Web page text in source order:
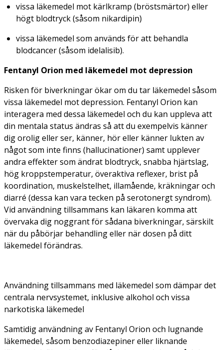
vissa läkemedel mot kärlkramp (bröstsmärtor) eller
högt blodtryck (såsom nikardipin)
vissa läkemedel som används för att behandla
blodcancer (såsom idelalisib).
Fentanyl Orion med läkemedel mot depression
Risken för biverkningar ökar om du tar läkemedel såsom
vissa läkemedel mot depression. Fentanyl Orion kan
interagera med dessa läkemedel och du kan uppleva att
din mentala status ändras så att du exempelvis känner
dig orolig eller ser, känner, hör eller känner lukten av
något som inte finns (hallucinationer) samt upplever
andra effekter som ändrat blodtryck, snabba hjärtslag,
hög kroppstemperatur, överaktiva reflexer, brist på
koordination, muskelstelhet, illamående, kräkningar och
diarré (dessa kan vara tecken på serotonergt syndrom).
Vid användning tillsammans kan läkaren komma att
övervaka dig noggrant för sådana biverkningar, särskilt
när du påbörjar behandling eller när dosen på ditt
läkemedel förändras.
Användning tillsammans med läkemedel som dämpar det
centrala nervsystemet, inklusive alkohol och vissa
narkotiska läkemedel
Samtidig användning av Fentanyl Orion och lugnande
läkemedel, såsom benzodiazepiner eller liknande